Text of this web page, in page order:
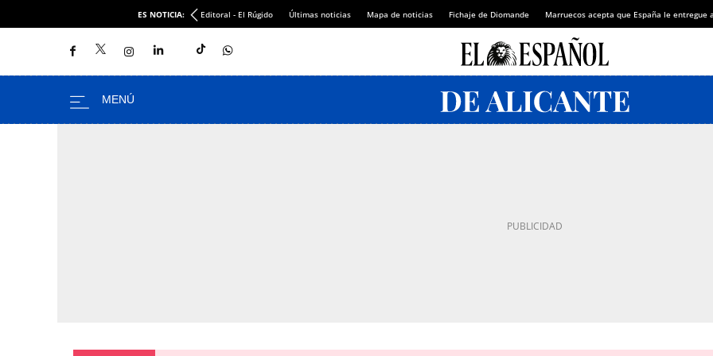
ES NOTICIA: Editoral - El Rúgido Últimas noticias Mapa de noticias Fichaje de Diomande Marruecos acepta que España le entregue